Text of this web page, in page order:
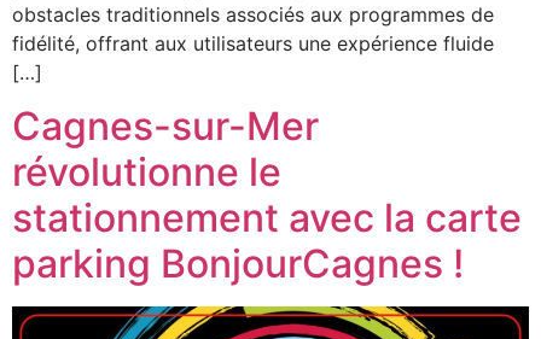
obstacles traditionnels associés aux programmes de
fidélité, offrant aux utilisateurs une expérience fluide
[…]
Cagnes-sur-Mer
révolutionne le
stationnement avec la carte
parking BonjourCagnes !